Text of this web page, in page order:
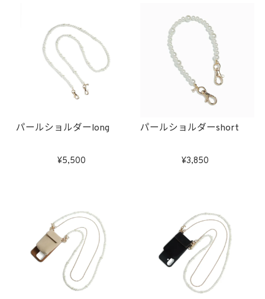
パールショルダーlong
5,500
パールショルダーshort
3,850